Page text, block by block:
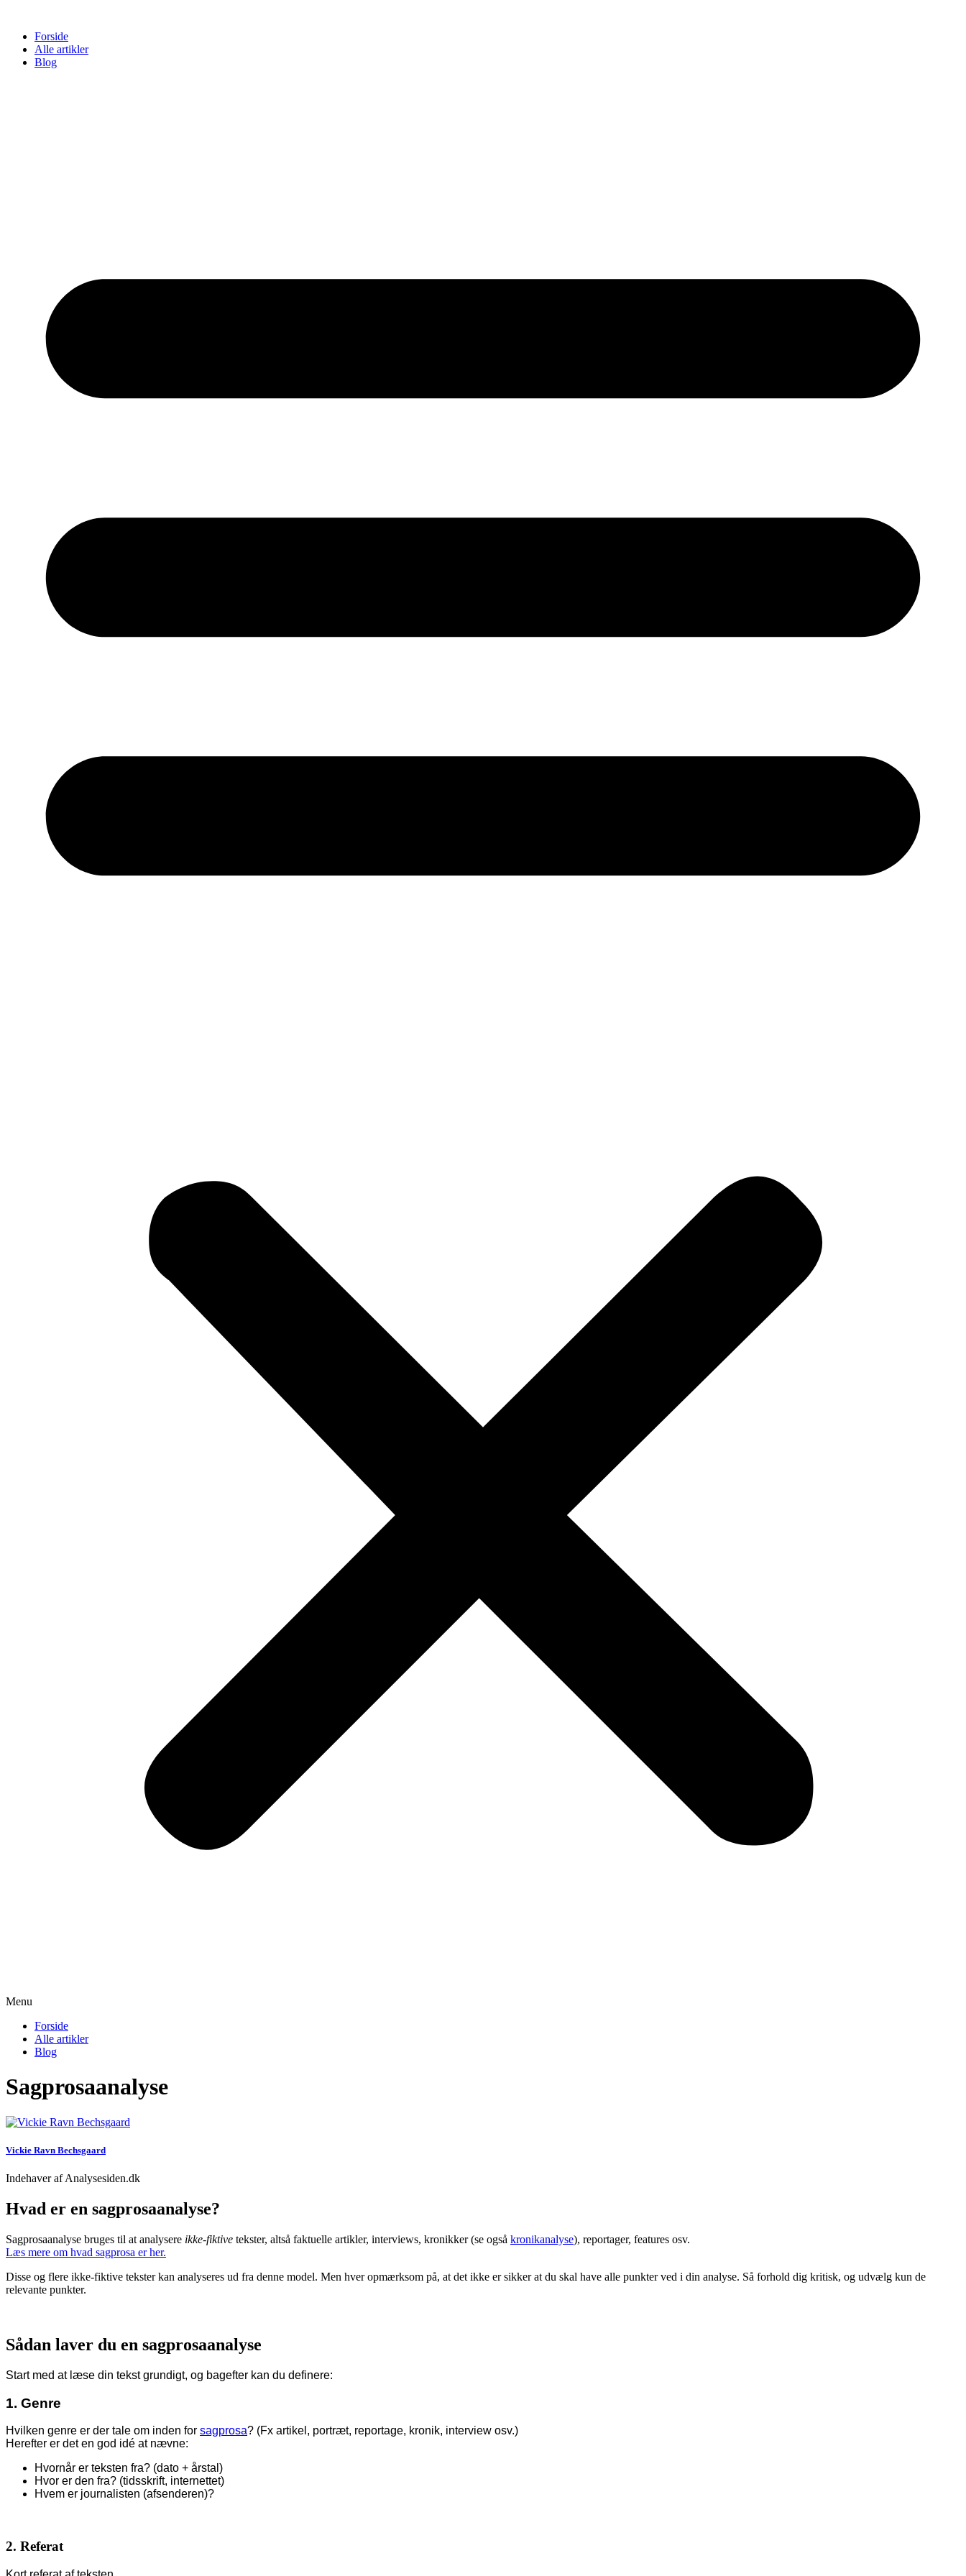
indholdForside
Alle artikler
Blog
Menu
Forside
Alle artikler
Blog
Sagprosaanalyse
Vickie Ravn Bechsgaard
Indehaver af Analysesiden.dk
Hvad er en sagprosaanalyse?
Sagprosaanalyse bruges til at analysere ikke-fiktive tekster, altså faktuelle artikler, interviews, kronikker (se også kronikanalyse), reportager, features osv.
Læs mere om hvad sagprosa er her.
Disse og flere ikke-fiktive tekster kan analyseres ud fra denne model. Men hver opmærksom på, at det ikke er sikker at du skal have alle punkter ved i din analyse. Så forhold dig kritisk, og udvælg kun de
relevante punkter.
Sådan laver du en sagprosaanalyse
Start med at læse din tekst grundigt, og bagefter kan du definere:
1. Genre
Hvilken genre er der tale om inden for sagprosa? (Fx artikel, portræt, reportage, kronik, interview osv.)
Herefter er det en god idé at nævne:
Hvornår er teksten fra? (dato + årstal)
Hvor er den fra? (tidsskrift, internettet)
Hvem er journalisten (afsenderen)?
2. Referat